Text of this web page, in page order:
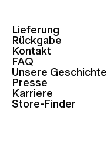
Lieferung
Rückgabe
Kontakt
FAQ
Unsere Geschichte
Presse
Karriere
Store-Finder